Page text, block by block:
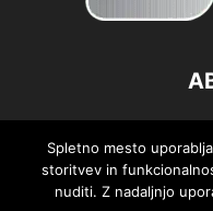
Spletno mesto
storitvev in
nuditi. Z nadaljnjo